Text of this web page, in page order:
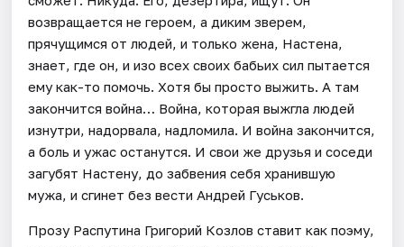
возвращается не героем, а диким зверем,
прячущимся от людей, и только жена, Настена,
знает, где он, и изо всех своих бабьих сил пытается
ему как-то помочь. Хотя бы просто выжить. А там
закончится война… Война, которая выжгла людей
изнутри, надорвала, надломила. И война закончится,
а боль и ужас останутся. И свои же друзья и соседи
загубят Настену, до забвения себя хранившую
мужа, и сгинет без вести Андрей Гуськов.
Прозу Распутина Григорий Козлов ставит как поэму,